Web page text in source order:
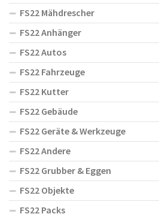
FS22 Mähdrescher
FS22 Anhänger
FS22 Autos
FS22 Fahrzeuge
FS22 Kutter
FS22 Gebäude
FS22 Geräte & Werkzeuge
FS22 Andere
FS22 Grubber & Eggen
FS22 Objekte
FS22 Packs